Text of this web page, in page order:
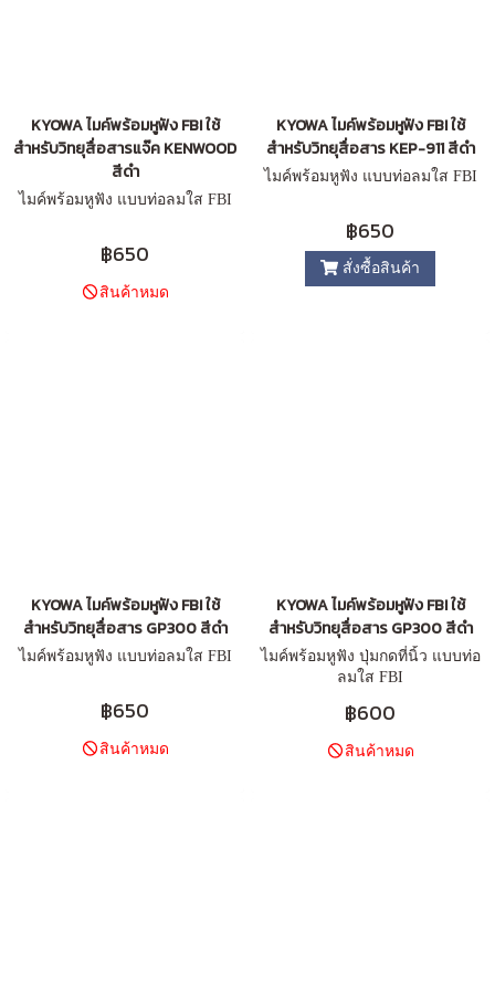
KYOWA ไมค์พร้อมหูฟัง FBI ใช้
สำหรับวิทยุสื่อสารแจ๊ค KENWOOD
สีดำ
ไมค์พร้อมหูฟัง แบบท่อลมใส FBI
฿650
สินค้าหมด
KYOWA ไมค์พร้อมหูฟัง FBI ใช้
สำหรับวิทยุสื่อสาร KEP-911 สีดำ
ไมค์พร้อมหูฟัง แบบท่อลมใส FBI
฿650
สั่งซื้อสินค้า
KYOWA ไมค์พร้อมหูฟัง FBI ใช้
สำหรับวิทยุสื่อสาร GP300 สีดำ
ไมค์พร้อมหูฟัง แบบท่อลมใส FBI
฿650
สินค้าหมด
KYOWA ไมค์พร้อมหูฟัง FBI ใช้
สำหรับวิทยุสื่อสาร GP300 สีดำ
ไมค์พร้อมหูฟัง ปุ่มกดที่นิ้ว แบบท่อ
ลมใส FBI
฿600
สินค้าหมด